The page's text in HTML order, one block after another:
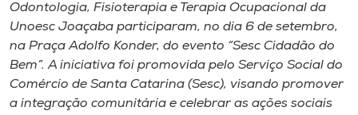
Biblioteca
Editora
Odontologia, Fisioterapia e Terapia Ocupacional da
Unoesc Joaçaba participaram, no dia 6 de setembro,
na Praça Adolfo Konder, do evento “Sesc Cidadão do
Bem”. A iniciativa foi promovida pelo Serviço Social do
Comércio de Santa Catarina (Sesc), visando promover
a integração comunitária e celebrar as ações sociais